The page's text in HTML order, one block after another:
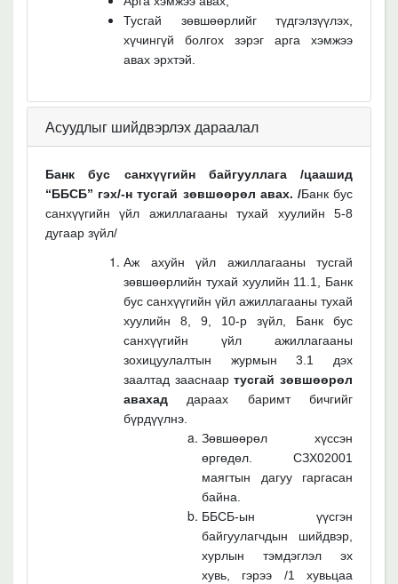
Тусгай зөвшөөрлийг түдгэлзүүлэх,
хүчингүй болгох зэрэг арга хэмжээ
авах эрхтэй.
Асуудлыг шийдвэрлэх дараалал
Банк бус санхүүгийн байгууллага /цаашид
“ББСБ” гэх/-н тусгай зөвшөөрөл авах. /Банк бус
санхүүгийн үйл ажиллагааны тухай хуулийн 5-8
дугаар зүйл/
Аж ахуйн үйл ажиллагааны тусгай
зөвшөөрлийн тухай хуулийн 11.1, Банк
бус санхүүгийн үйл ажиллагааны тухай
хуулийн 8, 9, 10-р зүйл, Банк бус
санхүүгийн үйл ажиллагааны
зохицуулалтын журмын 3.1 дэх
заалтад зааснаартусгай зөвшөөрөл
авахад дараах баримт бичгийг
бүрдүүлнэ.
Зөвшөөрөл хүссэн
өргөдөл. СЗХ02001
маягтын дагуу гаргасан
байна.
ББСБ-ын үүсгэн
байгуулагчдын шийдвэр,
хурлын тэмдэглэл эх
хувь, гэрээ /1 хувьцаа